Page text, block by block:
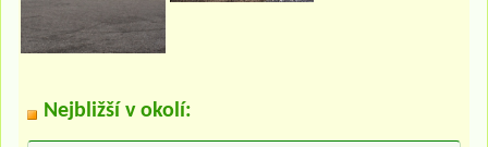
Nejbližší v okolí: